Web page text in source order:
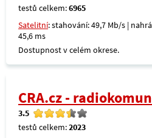
testů celkem:6965
Satelitní: stahování: 49,7 Mb/s |
45,6 ms
Dostupnost v celém okrese.
CRA.cz -
3.5
testů celkem:2023